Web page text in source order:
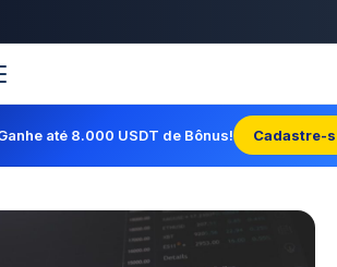
até 8.000 USDT de Bônus! Cadastre-